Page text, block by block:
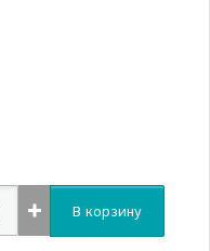
В корзину